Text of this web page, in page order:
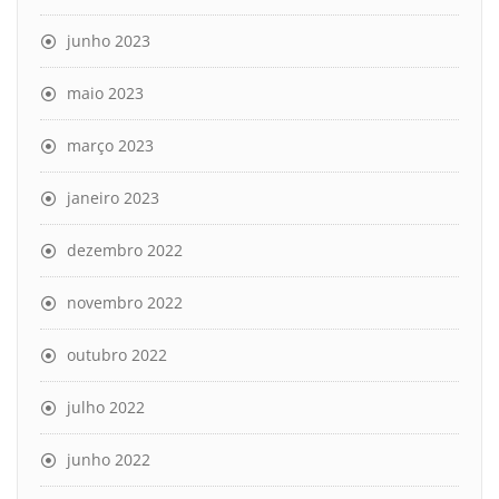
junho 2023
maio 2023
março 2023
janeiro 2023
dezembro 2022
novembro 2022
outubro 2022
julho 2022
junho 2022